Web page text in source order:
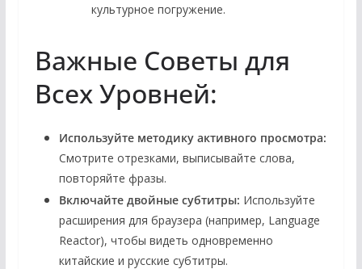
культурное погружение.
Важные Советы для
Всех Уровней:
Используйте методику активного просмотра:
Смотрите отрезками, выписывайте слова,
повторяйте фразы.
Включайте двойные субтитры: Используйте
расширения для браузера (например, Language
Reactor), чтобы видеть одновременно
китайские и русские субтитры.